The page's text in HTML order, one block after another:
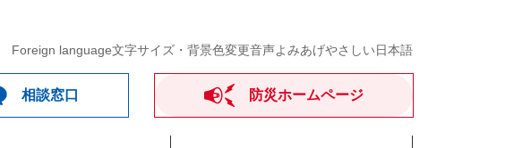
Foreign language文字サイズ・背景色変更音声よみあげやさしい日本語
相談窓口 防災ホームページ